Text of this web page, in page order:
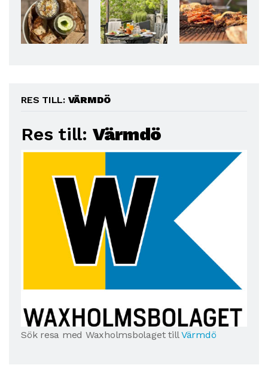
RES TILL: VÄRMDÖ
Res till: Värmdö
Sök resa med Waxholmsbolaget tillVärmdö